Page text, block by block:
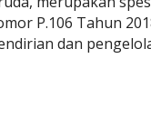
P.106 Tahun
dan